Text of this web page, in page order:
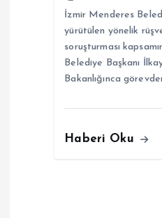
İzmir Menderes
yürütülen yönelik
soruşturması
Belediye Başkanı
Bakanlığınca
Haberi Oku